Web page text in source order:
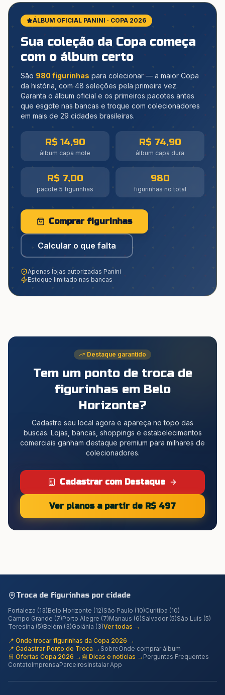
ÁLBUM OFICIAL PANINI · COPA 2026
Sua coleção da Copa começa
com o álbum certo
São 980 figurinhas para colecionar — a maior Copa
da história, com 48 seleções pela primeira vez.
Garanta o álbum oficial e os primeiros pacotes antes
que esgote nas bancas e troque com colecionadores
em mais de 29 cidades brasileiras.
R$ 14,90
álbum capa mole
R$ 74,90
álbum capa dura
R$ 7,00
pacote 5 figurinhas
980
figurinhas no total
Comprar figurinhas
Calcular o que falta
Apenas lojas autorizadas Panini
Estoque limitado nas bancas
Destaque garantido
Tem um ponto de troca de
figurinhas em Belo
Horizonte?
Cadastre seu local agora e apareça no topo das
buscas. Lojas, bancas, shoppings e estabelecimentos
comerciais ganham destaque premium para milhares de
colecionadores.
Cadastrar com Destaque
Ver planos a partir de R$ 497
Troca de figurinhas por cidade
Fortaleza (13)Belo Horizonte (12)São Paulo (10)Curitiba (10)
Campo Grande (7)Porto Alegre (7)Manaus (6)Salvador(5)São Luís (5)
Teresina (5)Belém (3)Goiânia (3)Ver todas →
📍 Onde trocar figurinhas da Copa 2026 →
📍 Cadastrar Ponto de Troca → SobreOnde comprar álbum
🛒 Ofertas Copa 2026 → 📰 Dicas e notícias → Perguntas Frequentes
ContatoImprensaParceirosInstalar App